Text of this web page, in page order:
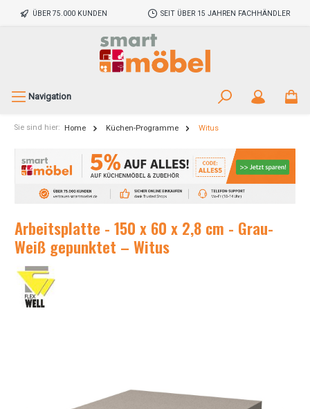
ÜBER 75.000 KUNDEN SEIT ÜBER 15 JAHREN FACHHÄNDLER
Navigation
Sie sind hier: Home Küchen-Programme Witus
Arbeitsplatte - 150 x 60 x 2,8 cm - Grau-
Weiß gepunktet – Witus